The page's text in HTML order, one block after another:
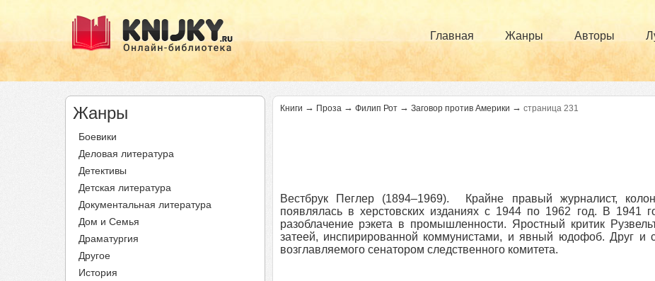
Главная Жанры Авторы
Жанры
Боевики
Деловая литература
Детективы
Детская литература
Документальная литература
Дом и Семья
Драматургия
Другое
История
Книги → Проза → Филип Рот → Заговор против Америки → страница 231
Вестбрук Пеглер (1894–1969). Крайне правый журналист,
появлялась в херстовских изданиях с 1944 по 1962 год. В 1941
разоблачение рэкета в промышленности. Яростный критик
затеей, инспирированной коммунистами, и явный юдофоб. Друг и
возглавляемого сенатором следственного комитета.